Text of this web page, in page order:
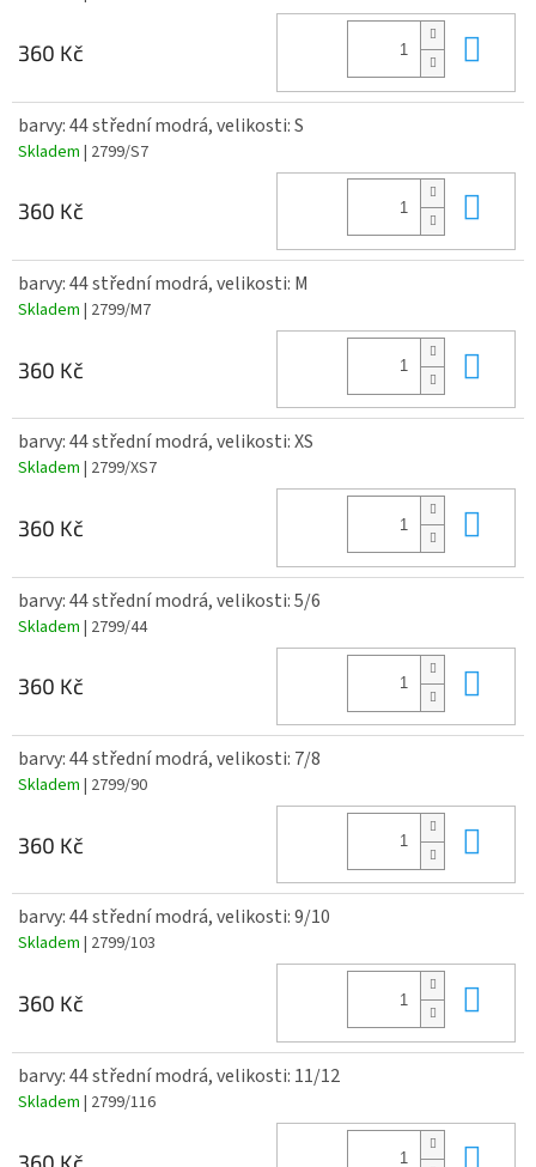
360 Kč
barvy: 44 střední modrá, velikosti: S
Skladem | 2799/S7
360 Kč
barvy: 44 střední modrá, velikosti: M
Skladem | 2799/M7
360 Kč
barvy: 44 střední modrá, velikosti: XS
Skladem | 2799/XS7
360 Kč
barvy: 44 střední modrá, velikosti: 5/6
Skladem | 2799/44
360 Kč
barvy: 44 střední modrá, velikosti: 7/8
Skladem | 2799/90
360 Kč
barvy: 44 střední modrá, velikosti: 9/10
Skladem | 2799/103
360 Kč
barvy: 44 střední modrá, velikosti: 11/12
Skladem | 2799/116
360 Kč